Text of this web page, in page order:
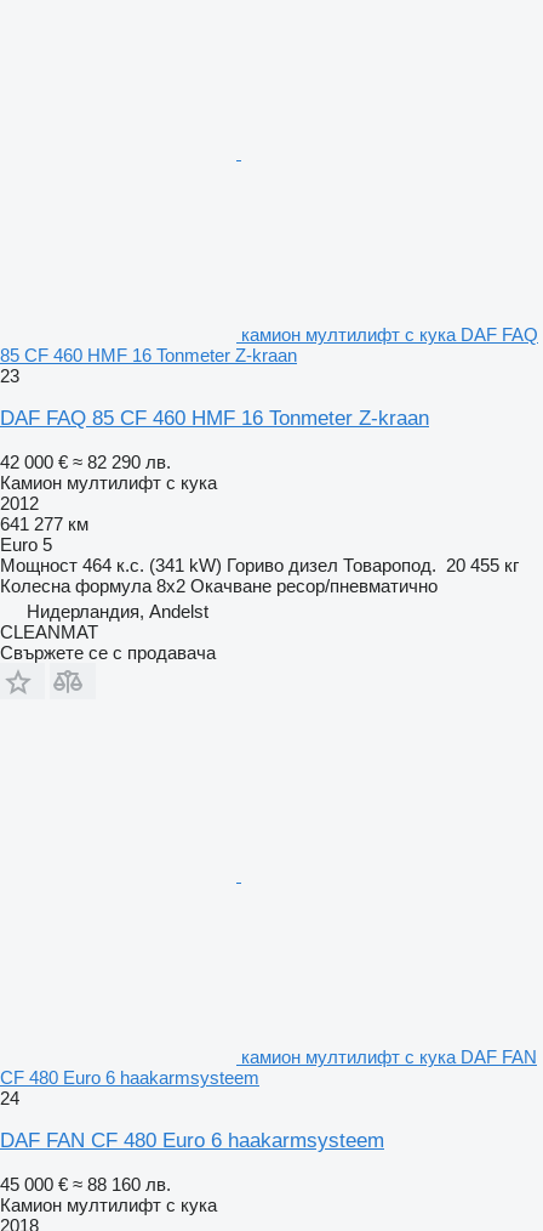
камион мултилифт с кука DAF FAQ
85 CF 460 HMF 16 Tonmeter Z-kraan
23
DAF FAQ 85 CF 460 HMF 16 Tonmeter Z-kraan
42 000 € ≈ 82 290 лв.
Камион мултилифт с кука
2012
641 277 км
Euro 5
Мощност 464 к.с. (341 kW) Гориво дизел Товаропод. 20 455 кг
Колесна формула 8x2 Окачване ресор/пневматично
Нидерландия, Andelst
CLEANMAT
Свържете се с продавача
камион мултилифт с кука DAF FAN
CF 480 Euro 6 haakarmsysteem
24
DAF FAN CF 480 Euro 6 haakarmsysteem
45 000 € ≈ 88 160 лв.
Камион мултилифт с кука
2018